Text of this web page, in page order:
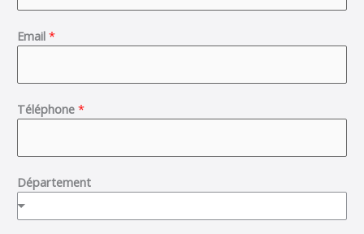
Email *
Téléphone *
Département